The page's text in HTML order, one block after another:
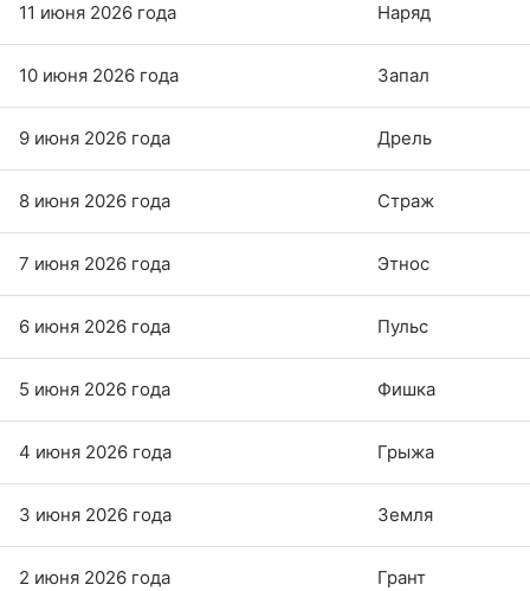
11 июня 2026 года Наряд
10 июня 2026 года Запал
9 июня 2026 года Дрель
8 июня 2026 года Страж
7 июня 2026 года Этнос
6 июня 2026 года Пульс
5 июня 2026 года Фишка
4 июня 2026 года Грыжа
3 июня 2026 года Земля
2 июня 2026 года Грант